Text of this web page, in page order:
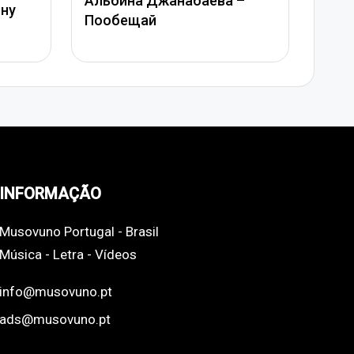
Джанабаева –
INFORMAÇÃO
Musovuno Portugal - Brasil
Música - Letra - Vídeos
info@musovuno.pt
ads@musovuno.pt